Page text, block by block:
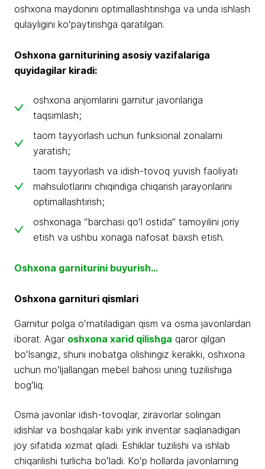
oshxona maydonini optimallashtirishga va unda ishlash
qulayligini koʻpaytirishga qaratilgan.
Oshxona garniturining asosiy vazifalariga
quyidagilar kiradi:
oshxona anjomlarini garnitur javonlariga
taqsimlash;
taom tayyorlash uchun funksional zonalarni
yaratish;
taom tayyorlash va idish-tovoq yuvish faoliyati
mahsulotlarini chiqindiga chiqarish jarayonlarini
optimallashtirish;
oshxonaga “barchasi qoʻl ostida” tamoyilini joriy
etish va ushbu xonaga nafosat baxsh etish.
Oshxona garniturini buyurish…
Oshxona garnituri qismlari
Garnitur polga oʻrnatiladigan qism va osma javonlardan
iborat. Agar oshxona xarid qilishga qaror qilgan
boʻlsangiz, shuni inobatga olishingiz kerakki, oshxona
uchun moʻljallangan mebel bahosi uning tuzilishiga
bogʻliq.
Osma javonlar idish-tovoqlar, ziravorlar solingan
idishlar va boshqalar kabi yirik inventar saqlanadigan
joy sifatida xizmat qiladi. Eshiklar tuzilishi va ishlab
chiqarilishi turlicha boʻladi. Koʻp hollarda javonlarning